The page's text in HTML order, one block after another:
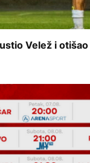
Velež i